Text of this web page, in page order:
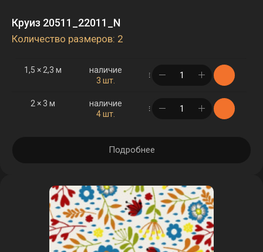
Круиз 20511_22011_N
Количество размеров: 2
1,5 × 2,3 м
наличие
3 шт.
в корзине
2 × 3 м
наличие
4 шт.
в корзине
Подробнее